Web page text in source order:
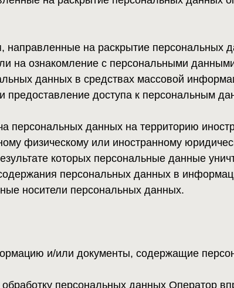
данных на территорию иностранного
или иностранному юридическому лицу.
которых персональные данные уничтожаются
персональных данных в информационной
персональных данных.
или документы, содержащие персональные
персональных данных Оператор вправе
данных при наличии оснований,
в соответствии с ним нормативными
федеральными законами.
касающуюся обработки его персональных